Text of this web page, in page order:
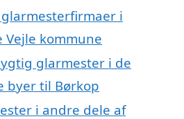
i
Vejle kommune
glarmester i de
byer til Børkop
i andre dele af